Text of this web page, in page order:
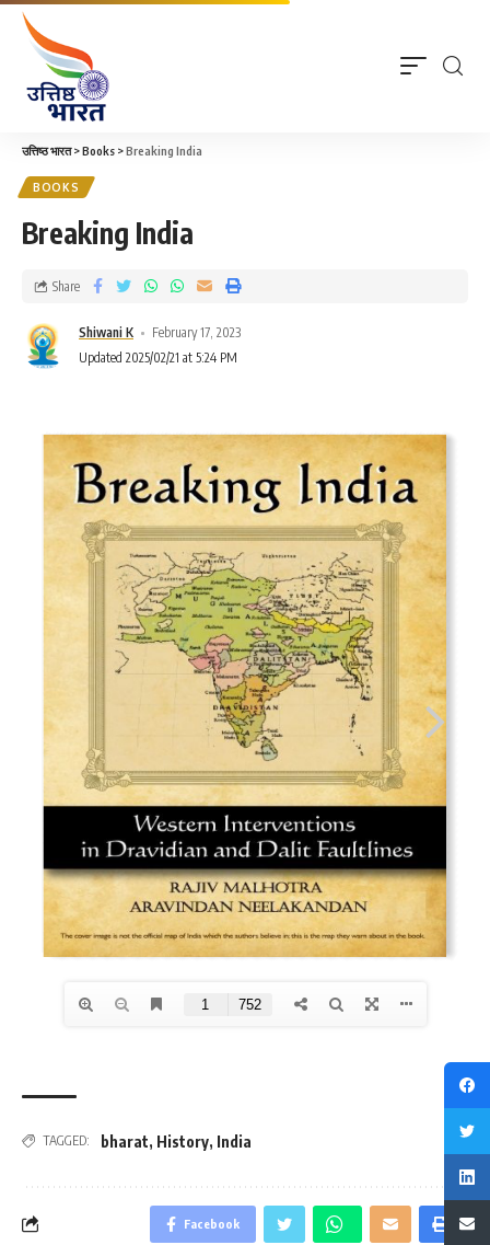
उत्तिष्ठ भारत>Books >Breaking India
BOOKS
Breaking India
Shiwani K
February 17, 2023
Updated 2025/02/21 at 5:24 PM
Share
TAGGED: bharat, History, India
Facebook